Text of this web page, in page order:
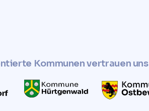
Kommunen vertrauen uns